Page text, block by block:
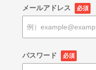
メールアドレス 必須
パスワード 必須